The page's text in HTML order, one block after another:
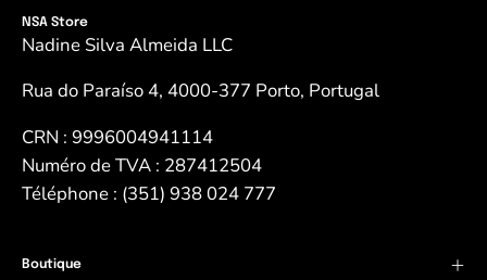
NSA Store
Nadine Silva Almeida LLC
Rua do Paraíso 4, 4000-377 Porto, Portugal
CRN : 9996004941114
Numéro de TVA : 287412504
Téléphone : (351) 938 024 777
Boutique